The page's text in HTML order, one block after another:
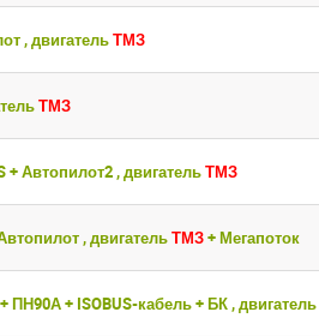
, двигательТМЗ
ТМЗ
+ Автопилот2 , двигательТМЗ
, двигательТМЗ+ Мегапоток
+ ISOBUS-кабель + БК , двигатель